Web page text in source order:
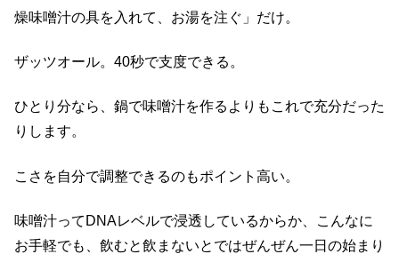
燥味噌汁の具を入れて、お湯を注ぐ」だけ。
ザッツオール。40秒で支度できる。
ひとり分なら、鍋で味噌汁を作るよりもこれで充分だった
りします。
こさを自分で調整できるのもポイント高い。
味噌汁ってDNAレベルで浸透しているからか、こんなに
お手軽でも、飲むと飲まないとではぜんぜん一日の始まり